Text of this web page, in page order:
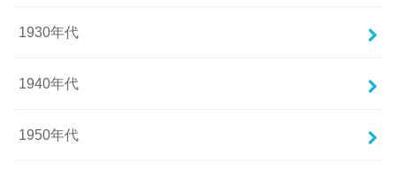
1930年代
1940年代
1950年代